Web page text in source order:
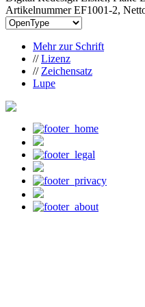
Artikelnummer EF1001-2,
Mehr zur Schrift
//Lizenz
// Zeichensatz
Lupe